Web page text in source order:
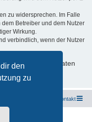
den
zu
zu widersprechen. Im Falle
Betreiber und dem Nutzer
Wirkung.
verbindlich, wenn der Nutzer
persönlichen Daten
Kontakt
© phpBB Limited